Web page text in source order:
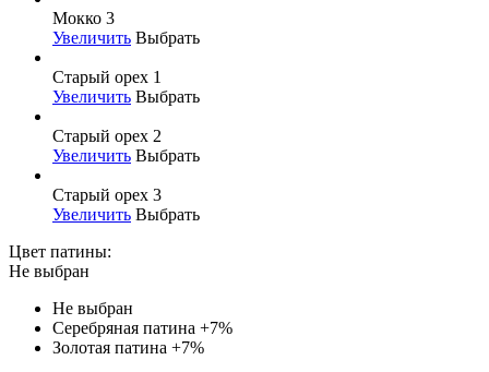
Мокко 3
Увеличить Выбрать
Старый орех 1
Увеличить Выбрать
Старый орех 2
Увеличить Выбрать
Старый орех 3
Увеличить Выбрать
Цвет патины:
Не выбран
Не выбран
Серебряная патина +7%
Золотая патина +7%